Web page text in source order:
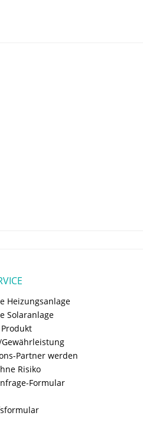
Heizungsanlage
Solaranlage
Partner werden
Risiko
Formular